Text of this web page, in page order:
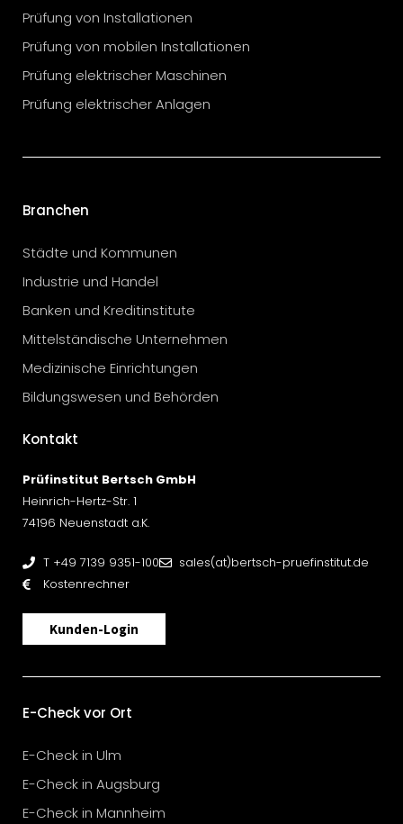
Prüfung von Installationen
Prüfung von mobilen Installationen
Prüfung elektrischer Maschinen
Prüfung elektrischer Anlagen
Branchen
Städte und Kommunen
Industrie und Handel
Banken und Kreditinstitute
Mittelständische Unternehmen
Medizinische Einrichtungen
Bildungswesen und Behörden
Kontakt
Prüfinstitut Bertsch GmbH
Heinrich-Hertz-Str. 1
74196 Neuenstadt a.K.
T +49 7139 9351-100
sales(at)bertsch-pruefinstitut.de
Kostenrechner
Kunden-Login
E-Check vor Ort
E-Check in Ulm
E-Check in Augsburg
E-Check in Mannheim